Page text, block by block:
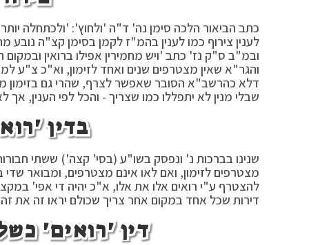
כתב הביאור הלכה סימן נה' ד"ה 'ולחוץ': 'ולכתחלה
לענין צירוף כמו לענין בהמ"ז לקמן בסימן קצ"ה
ובמ"ב ס"ק נז' כתב 'ויש מחמירין אפילו ברואין
והגר"א שאין מצטרפים שנים ואחד לזימון, וא"כ צ"ע
דלא כהרשב"א הסובר שאפשר לצרף, שהרי גם בזימון
שבלי מנין לא יתפללו כמו שצריך - והכל לפי הענין,
בדין
שנינו בברכות נ' ונפסק בשו"ע (בסי' קצה') ששתי
מצטרפים לזימון, ואם לאו אינם מצטרפים, ומבואר
להצטרף ע"י רואים אלו את אלו, א"כ יהיה די אפי'
דירות שכל אחד במקום אחר צריך שכולם יראו זה את
דין 'רואים'